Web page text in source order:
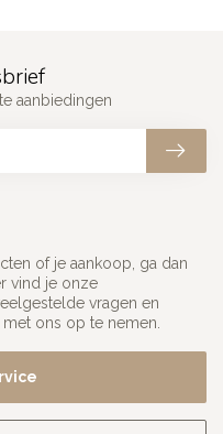
of je aankoop, ga dan
vind je onze
vragen en
ons op te nemen.
aanbiedingen